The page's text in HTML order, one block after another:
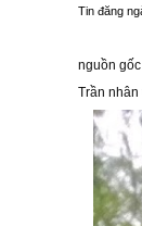
Tin đăng
nguồn
Trần nhân